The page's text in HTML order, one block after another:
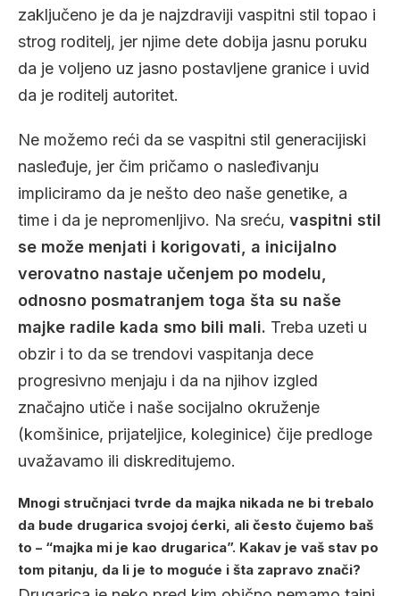
zaključeno je da je najzdraviji vaspitni stil topao i
strog roditelj, jer njime dete dobija jasnu poruku
da je voljeno uz jasno postavljene granice i uvid
da je roditelj autoritet.
Ne možemo reći da se vaspitni stil generacijiski
nasleđuje, jer čim pričamo o nasleđivanju
impliciramo da je nešto deo naše genetike, a
time i da je nepromenljivo. Na sreću, vaspitni stil
se može menjati i korigovati, a inicijalno
verovatno nastaje učenjem po modelu,
odnosno posmatranjem toga šta su naše
majke radile kada smo bili mali. Treba uzeti u
obzir i to da se trendovi vaspitanja dece
progresivno menjaju i da na njihov izgled
značajno utiče i naše socijalno okruženje
(komšinice, prijateljice, koleginice) čije predloge
uvažavamo ili diskreditujemo.
Mnogi stručnjaci tvrde da majka nikada ne bi trebalo
da bude drugarica svojoj ćerki, ali često čujemo baš
to – “majka mi je kao drugarica”. Kakav je vaš stav po
tom pitanju, da li je to moguće i šta zapravo znači?